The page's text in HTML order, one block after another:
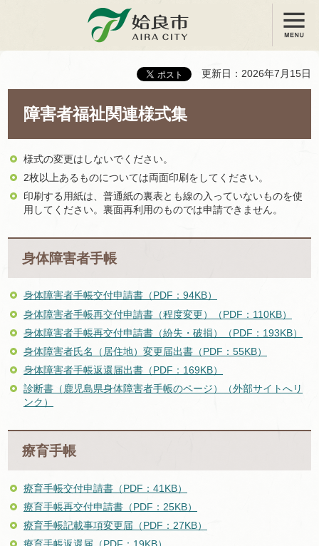
姶良市 メニュー
更新日：2026年7月15日
障害者福祉関連様式集
様式の変更はしないでください。
2枚以上あるものについては両面印刷をしてください。
印刷する用紙は、普通紙の裏表とも線の入っていないものを使
用してください。裏面再利用のものでは申請できません。
身体障害者手帳
身体障害者手帳交付申請書（PDF：94KB）
身体障害者手帳再交付申請書（程度変更）（PDF：110KB）
身体障害者手帳再交付申請書（紛失・破損）（PDF：193KB）
身体障害者氏名（居住地）変更届出書（PDF：55KB）
身体障害者手帳返還届出書（PDF：169KB）
診断書（鹿児島県身体障害者手帳のページ）（外部サイトへリ
ンク）
療育手帳
療育手帳交付申請書（PDF：41KB）
療育手帳再交付申請書（PDF：25KB）
療育手帳記載事項変更届（PDF：27KB）